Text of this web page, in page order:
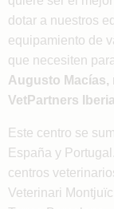
dotar a nuestros
equipamiento de
que necesiten
Augusto Macías,
VetPartners Iberia
Este centro se
España y
centros
Veterinari